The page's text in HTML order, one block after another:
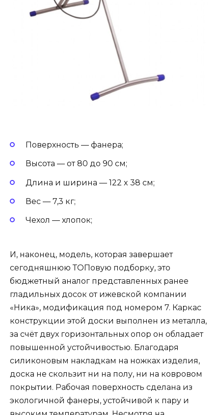
Поверхность — фанера;
Высота — от 80 до 90 см;
Длина и ширина — 122 x 38 см;
Вес — 7,3 кг;
Чехол — хлопок;
И, наконец, модель, которая завершает
сегодняшнюю ТОПовую подборку, это
бюджетный аналог представленных ранее
гладильных досок от ижевской компании
«Ника», модификация под номером 7. Каркас
конструкции этой доски выполнен из металла,
за счёт двух горизонтальных опор он обладает
повышенной устойчивостью. Благодаря
силиконовым накладкам на ножках изделия,
доска не скользит ни на полу, ни на ковровом
покрытии. Рабочая поверхность сделана из
экологичной фанеры, устойчивой к пару и